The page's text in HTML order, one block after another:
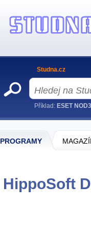
PROGRAMY
HippoSoft
Studna.cz
Příklad: ESET